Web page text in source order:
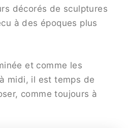
décorés de sculptures
à des époques plus
et comme les
midi, il est temps de
comme toujours à